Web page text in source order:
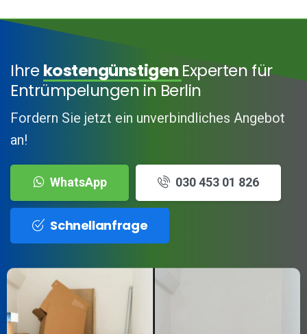
Ihrekostengünstigen Experten für
Entrümpelungen in Berlin
Fordern Sie jetzt ein unverbindliches Angebot
an!
WhatsApp 030 453 01 826
Schnellanfrage